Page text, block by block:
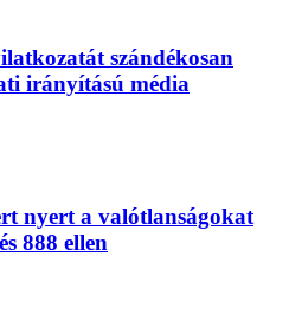
szándékosan
irányítású média
nyert a valótlanságokat
888 ellen